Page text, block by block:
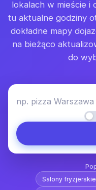
lokalach w mieście i
tu aktualne godziny
dokładne mapy
na bieżąco
do
np. pizza Warszawa
Salony fryzjerskie